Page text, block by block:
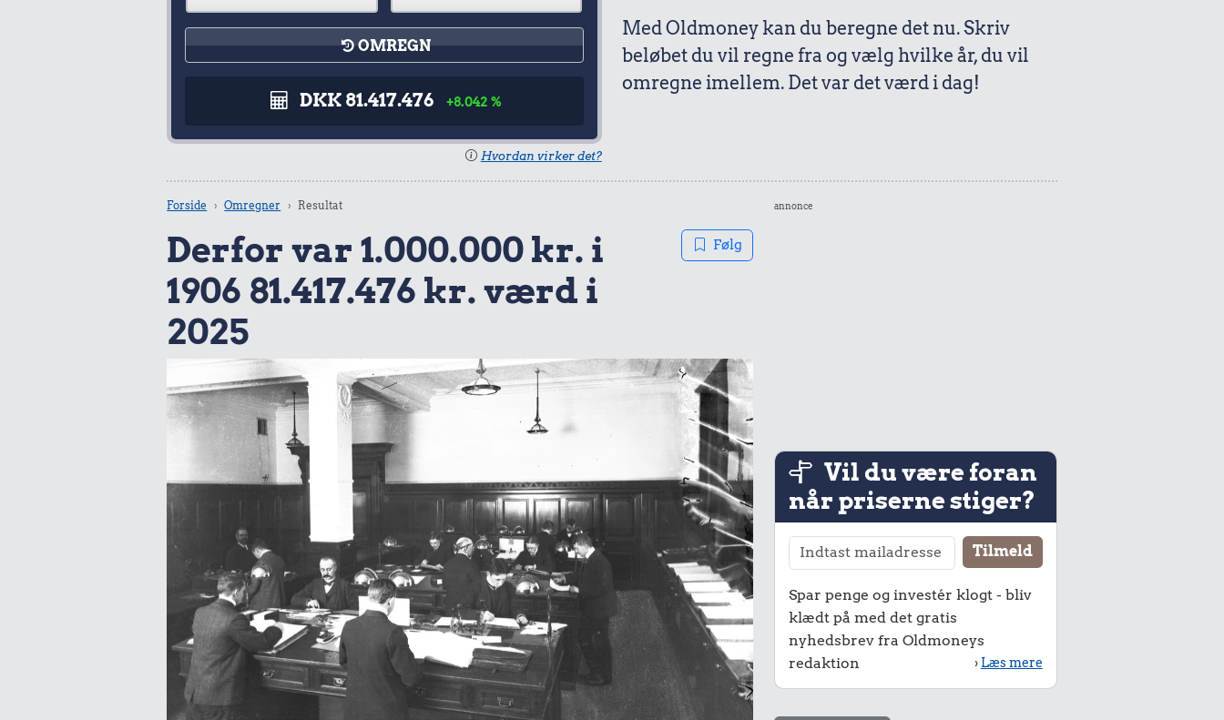
OMREGN
DKK 81.417.476 +8.042 %
Hvordan virker det?
Med Oldmoney kan du beregne det nu. Skriv
beløbet du vil regne fra og vælg hvilke år, du vil
omregne imellem. Det var det værd i dag!
Forside Omregner Resultat
Derfor var 1.000.000 kr. i
1906 81.417.476 kr. værd i
2025
Følg
annonce
Vil du være foran
når priserne stiger?
Spar penge og investér klogt - bliv
klædt på med det gratis
nyhedsbrev fra Oldmoneys
redaktion
› Læs mere